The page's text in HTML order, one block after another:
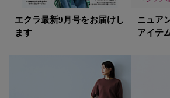
エクラ最新9月号をお届けし
ます
ニュア
アイテ